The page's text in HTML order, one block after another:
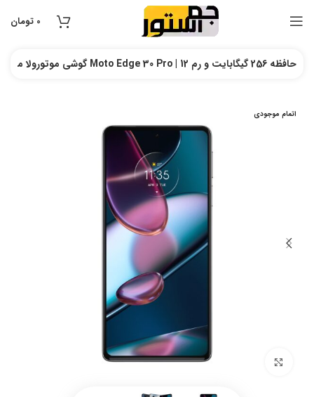
0 تومان
گوشی موتورولا مدل Moto Edge 30 Pro | حافظه 256 گیگابایت و رم 12
اتمام موجودی
بزرگنمایی تصویر